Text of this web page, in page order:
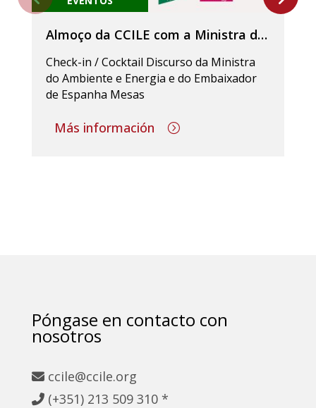
Almoço da CCILE com a Ministra do
Carvalho
Check-in / Cocktail Discurso da Ministra
do Ambiente e Energia e do Embaixador
de Espanha Mesas
Más información
Póngase en contacto con
nosotros
ccile@ccile.org
(+351) 213 509 310 *